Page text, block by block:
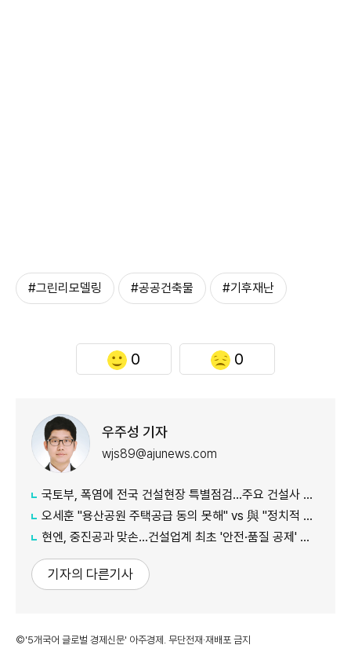
#그린리모델링 #공공건축물 #기후재난
0 0
우주성 기자
wjs89@ajunews.com
국토부, 폭염에 전국 건설현장 특별점검…주요 건설사 긴급회의 개최
오세훈 "용산공원 주택공급 동의 못해" vs 與 "정치적 어젠다로 사용" 맞불
현엔, 중진공과 맞손…건설업계 최초 '안전·품질 공제' 도입
기자의 다른기사
©'5개국어 글로벌 경제신문' 아주경제. 무단전재·재배포 금지